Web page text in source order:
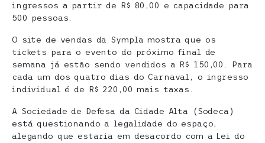
ingressos a partir de R$ 80,00 e capacidade para
500 pessoas.
O site de vendas da Sympla mostra que os
tickets para o evento do próximo final de
semana já estão sendo vendidos a R$ 150,00. Para
cada um dos quatro dias do Carnaval, o ingresso
individual é de R$ 220,00 mais taxas.
A Sociedade de Defesa da Cidade Alta (Sodeca)
está questionando a legalidade do espaço,
alegando que estaria em desacordo com a Lei do